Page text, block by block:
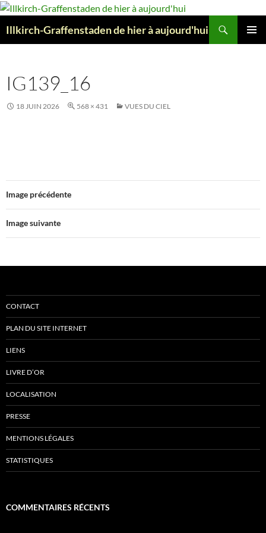
Aller
contenu
Illkirch-Graffenstaden de hier à aujourd'hui
IG139_16
18 JUIN 2026 568 × 431 VUES DU CIEL
Image précédente
Image suivante
CONTACT
PLAN DU SITE INTERNET
LIENS
LIVRE D’OR
LOCALISATION
PRESSE
MENTIONS LÉGALES
STATISTIQUES
COMMENTAIRES RÉCENTS